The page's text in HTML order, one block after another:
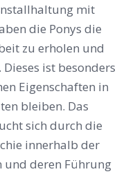
mit
die Ponys die
zu erholen und
ist besonders
Eigenschaften in
bleiben. Das
sich durch die
innerhalb der
und deren Führung